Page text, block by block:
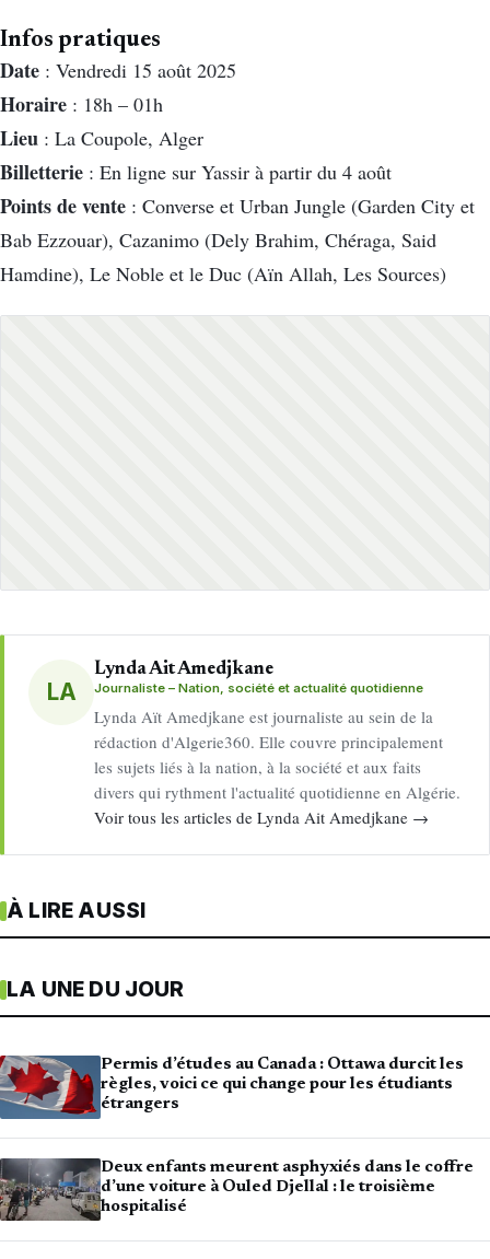
Infos pratiques
Date : Vendredi 15 août 2025
Horaire : 18h – 01h
Lieu : La Coupole, Alger
Billetterie : En ligne sur Yassir à partir du 4 août
Points de vente : Converse et Urban Jungle (Garden City et
Bab Ezzouar), Cazanimo (Dely Brahim, Chéraga, Said
Hamdine), Le Noble et le Duc (Aïn Allah, Les Sources)
LA
Lynda Ait Amedjkane
Journaliste – Nation, société et actualité quotidienne
Lynda Aït Amedjkane est journaliste au sein de la
rédaction d'Algerie360. Elle couvre principalement
les sujets liés à la nation, à la société et aux faits
divers qui rythment l'actualité quotidienne en Algérie.
Voir tous les articles de Lynda Ait Amedjkane →
À LIRE AUSSI
LA UNE DU JOUR
Permis d’études au Canada : Ottawa durcit les
règles, voici ce qui change pour les étudiants
étrangers
Deux enfants meurent asphyxiés dans le coffre
d’une voiture à Ouled Djellal : le troisième
hospitalisé